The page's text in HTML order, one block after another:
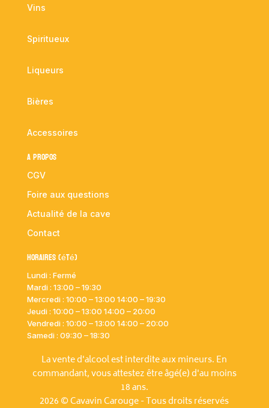
Vins
Spiritueux
Liqueurs
Bières
Accessoires
A propos
CGV
Foire aux questions
Actualité de la cave
Contact
Horaires (été)
Lundi : Fermé
Mardi : 13:00 – 19:30
Mercredi : 10:00 – 13:00 14:00 – 19:30
Jeudi : 10:00 – 13:00 14:00 – 20:00
Vendredi : 10:00 – 13:00 14:00 – 20:00
Samedi : 09:30 – 18:30
La vente d'alcool est interdite aux mineurs. En
commandant, vous attestez être âgé(e) d'au moins
18 ans.
2026 © Cavavin Carouge - Tous droits réservés